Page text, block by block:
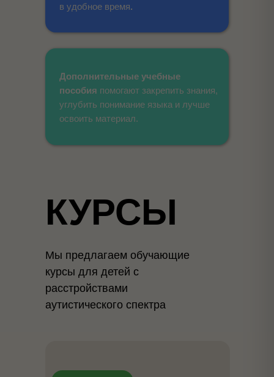
в удобное время.
Дополнительные учебные
пособия помогают закрепить знания,
углубить понимание языка и лучше
освоить материал.
КУРСЫ
Мы предлагаем обучающие
курсы для детей с
расстройствами
аутистического спектра